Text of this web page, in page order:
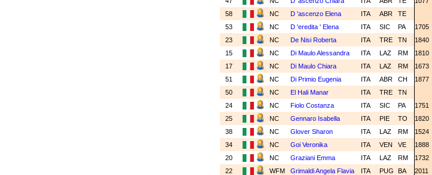
58
NC D 'ascenzo Elena ITA ABR TE
53
NC D 'eredita ' Elena ITA SIC PA 1705
23
NC De Nisi Roberta ITA TRE TN 1840
15
NC Di Maulo Alessandra ITA LAZ RM 1810
17
NC Di Maulo Chiara ITA LAZ RM 1673
51
NC Di Primio Eugenia ITA ABR CH 1877
50
NC El Hali Manar ITA TRE TN
24
NC Fiolo Costanza ITA SIC PA 1751
25
NC Gennaro Isabella ITA PIE TO 1820
38
NC Glover Sharon ITA LAZ RM 1524
34
NC Goi Veronika ITA VEN VE 1888
20
NC Graziani Emma ITA LAZ RM 1732
22
WFM Grimaldi Angela Flavia ITA PUG BA 2011